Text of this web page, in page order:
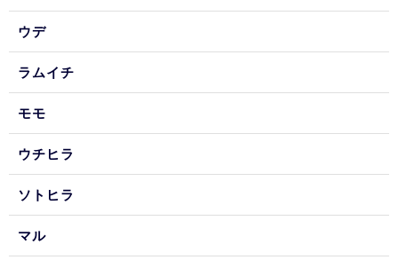
ウデ
ラムイチ
モモ
ウチヒラ
ソトヒラ
マル